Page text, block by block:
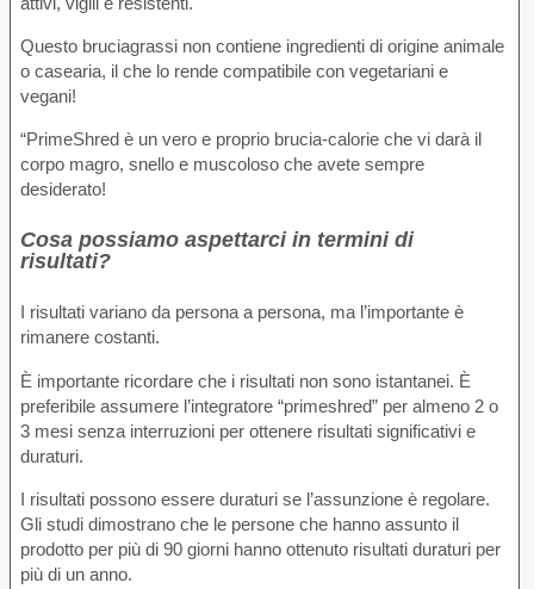
Questo bruciagrassi non contiene ingredienti di origine animale
o casearia, il che lo rende compatibile con vegetariani e
vegani!
“PrimeShred è un vero e proprio brucia-calorie che vi darà il
corpo magro, snello e muscoloso che avete sempre
desiderato!
Cosa possiamo aspettarci in termini di
risultati?
I risultati variano da persona a persona, ma l’importante è
rimanere costanti.
È importante ricordare che i risultati non sono istantanei. È
preferibile assumere l’integratore “primeshred” per almeno 2 o
3 mesi senza interruzioni per ottenere risultati significativi e
duraturi.
I risultati possono essere duraturi se l’assunzione è regolare.
Gli studi dimostrano che le persone che hanno assunto il
prodotto per più di 90 giorni hanno ottenuto risultati duraturi per
più di un anno.